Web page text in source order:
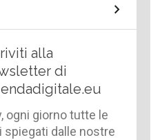
alla
di
ogni giorno tutte le
spiegati dalle nostre